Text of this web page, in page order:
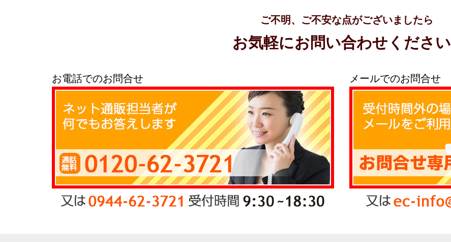
ご不明、ご不安な点がございましたら
お気軽にお問い合わせください
お電話でのお問合せ メールでのお問合せ